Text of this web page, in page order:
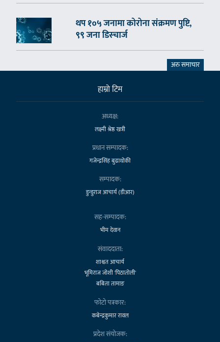
थप १०५ जनामा कोरोना संक्रमण पुष्टि,
९९ जना डिस्चार्ज
अरु समाचार
हाम्राे टिम
अध्यक्ष:
लक्ष्मी श्रेष्ठ खत्री
प्रधान सम्पादक:
गजेन्द्रसिंह बुढाथोकी
सम्पादक:
डुन्डुराज आचार्य (डीआर)
सह-सम्पादक:
भीम देवान
संवाददाता:
शाश्वत आचार्य
भूमिराज जोशी 'पिठातोली'
बबिता तामाङ
फोटो पत्रकार:
कबेन्द्रकुमार रावल
प्रदेश संयोजक: